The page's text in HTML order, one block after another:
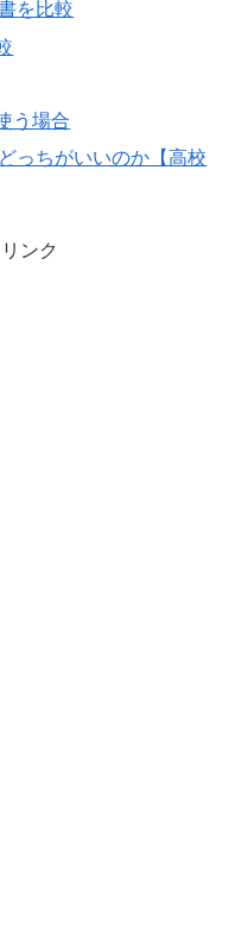
を比較
う場合
っちがいいのか【高校
ンク